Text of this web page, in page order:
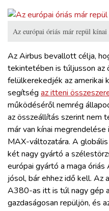
Az európai óriás már repül kínai
Az Airbus bevallott célja,
tekintetében is túljusson az
felülkerekedjék az amerikai
segítség az itteni
működéséről nemrég
az összeállítás szerint nem
már van kínai
MAX-változatára. A
két nagy gyártó a
európai gyártó a maga
jósol, bár ehhez idő kell. Az
A380-as itt is túl nagy gép
gazdaságosan repüljön, és